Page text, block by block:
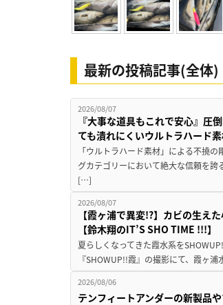
最新の投稿記事(全体)
2026/08/07
『大事な道具もこれで安心』圧
ても潰れにくいウルトラハード素
「ウルトラハード素材」による不撓
グカテゴリーにおいて絶大な信頼を
[…]
2026/08/07
【霞ヶ浦で異変!?】カビの生え
【鈴木翔のIT’S SHO TIME !!!】
夏らしくなってきた霞水系を
『SHOWUP!!霞』の撮影にて、霞ヶ
2026/08/06
テンフィートアンダーの新製品